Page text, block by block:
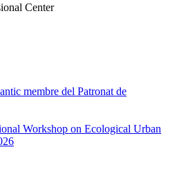
Center
membre del Patronat de
Workshop on Ecological Urban